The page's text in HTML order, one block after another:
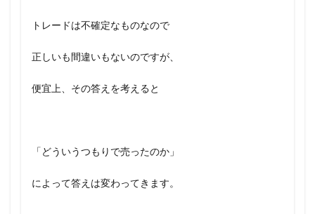
トレードは不確定なものなので
正しいも間違いもないのですが、
便宜上、その答えを考えると
「どういうつもりで売ったのか」
によって答えは変わってきます。